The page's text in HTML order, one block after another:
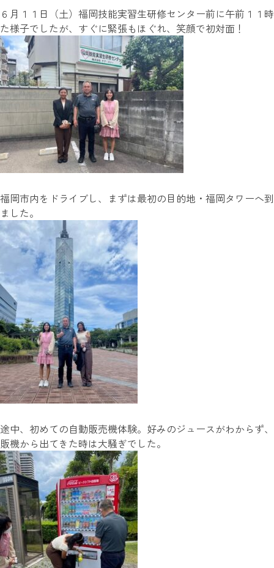
６月１１日（土）福岡技能実習生研修センター前に午前１１
た様子でしたが、すぐに緊張もほぐれ、笑顔で初対面！
福岡市内をドライブし、まずは最初の目的地・福岡タワーへ
ました。
途中、初めての自動販売機体験。好みのジュースがわからず
販機から出てきた時は大騒ぎでした。